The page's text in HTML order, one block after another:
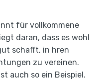
für vollkommene
daran, dass es wohl
schafft, in hren
zu vereinen.
auch so ein Beispiel.